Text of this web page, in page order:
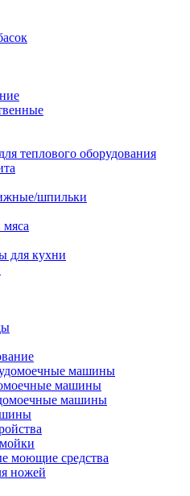
теплового оборудования
шпильки
для кухни
машины
машины
машины
моющие средства
ножей